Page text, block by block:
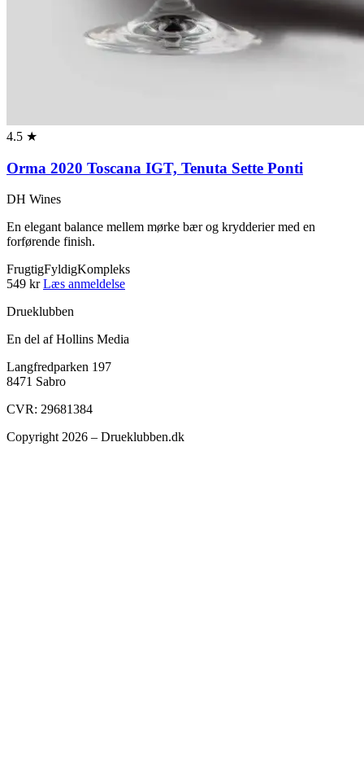
4.5 ★
Orma 2020 Toscana IGT, Tenuta Sette Ponti
DH Wines
En elegant balance mellem mørke bær og krydderier med en
forførende finish.
FrugtigFyldigKompleks
549 kr Læs anmeldelse
Drueklubben
En del af Hollins Media
Langfredparken 197
8471 Sabro
CVR: 29681384
Copyright 2026 – Drueklubben.dk